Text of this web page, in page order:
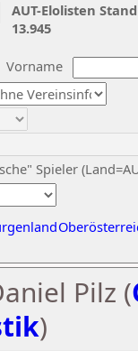
Vorname
Spieler
AUT-Elolisten
13.945
Pilz (
)